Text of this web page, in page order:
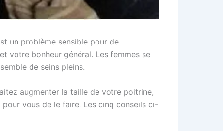
un problème sensible pour de
votre bonheur général. Les femmes se
de seins pleins.
augmenter la taille de votre poitrine,
vous de le faire. Les cinq conseils ci-